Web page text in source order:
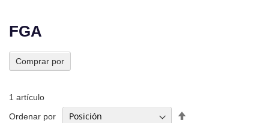
FGA
1 artículo
Ordenar por
Comprar por